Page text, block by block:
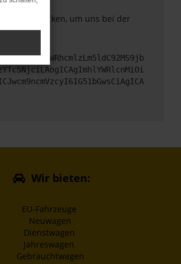
Text schicken, um uns bei der
Wir bieten:
EU-Fahrzeuge
Neuwagen
Dienstwagen
Jahreswagen
Gebrauchtwagen